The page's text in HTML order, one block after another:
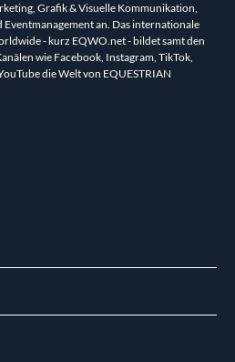
Grafik & Visuelle Kommunikation,
Eventmanagement an. Das internationale
- kurz EQWO.net - bildet samt den
wie Facebook, Instagram, TikTok,
die Welt von EQUESTRIAN